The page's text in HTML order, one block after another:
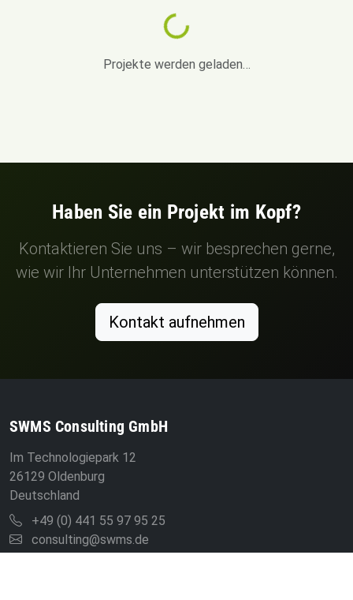
Loading...
Projekte werden geladen…
Haben Sie ein Projekt im Kopf?
Kontaktieren Sie uns – wir besprechen gerne,
wie wir Ihr Unternehmen unterstützen können.
Kontakt aufnehmen
SWMS Consulting GmbH
Im Technologiepark 12
26129 Oldenburg
Deutschland
+49 (0) 441 55 97 95 25
consulting@swms.de